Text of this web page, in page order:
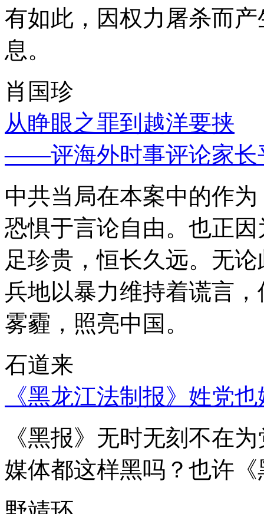
有如此，因权力屠杀而
息。
肖国珍
从睁眼之罪到越洋要挟
——评海外时事评论家长
中共当局在本案中的作
恐惧于言论自由。也正
足珍贵，恒长久远。无
兵地以暴力维持着谎言
雾霾，照亮中国。
石道来
《黑龙江法制报》姓党
《黑报》无时无刻不在
媒体都这样黑吗？也许